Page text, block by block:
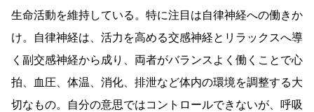
生命活動を維持している。特に注目は自律神経への働きか
け。自律神経は、活力を高める交感神経とリラックスへ導
く副交感神経から成り、両者がバランスよく働くことで心
拍、血圧、体温、消化、排泄など体内の環境を調整する大
切なもの。自分の意思ではコントロールできないが、呼吸